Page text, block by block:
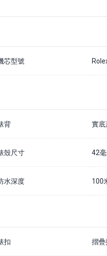
芯型號
背 實底
殼尺寸 42
水深度 100
扣 摺疊